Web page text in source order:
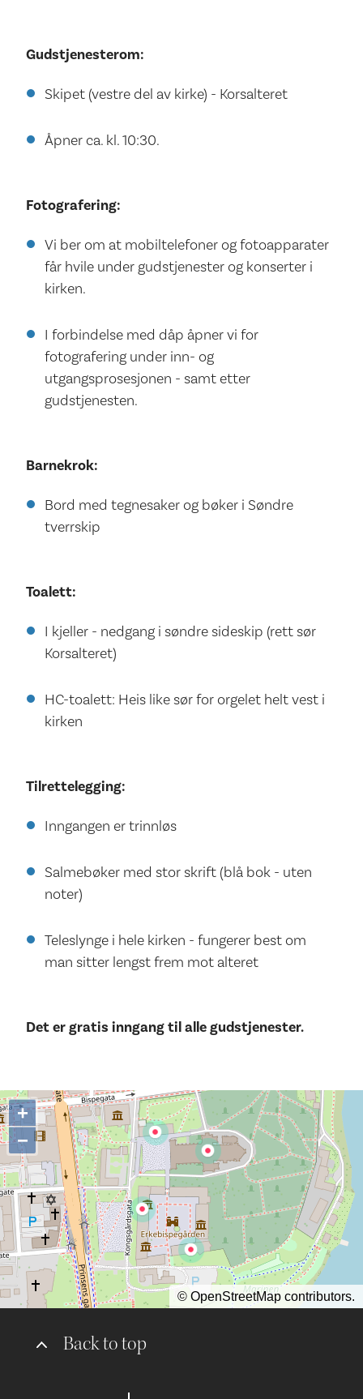
Gudstjenesterom:
Skipet (vestre del av kirke) - Korsalteret
Åpner ca. kl. 10:30.
Fotografering:
Vi ber om at mobiltelefoner og fotoapparater
får hvile under gudstjenester og konserter i
kirken.
I forbindelse med dåp åpner vi for
fotografering under inn- og
utgangsprosesjonen - samt etter
gudstjenesten.
Barnekrok:
Bord med tegnesaker og bøker i Søndre
tverrskip
Toalett:
I kjeller - nedgang i søndre sideskip (rett sør
Korsalteret)
HC-toalett: Heis like sør for orgelet helt vest i
kirken
Tilrettelegging:
Inngangen er trinnløs
Salmebøker med stor skrift (blå bok - uten
noter)
Teleslynge i hele kirken - fungerer best om
man sitter lengst frem mot alteret
Det er gratis inngang til alle gudstjenester.
Back to top
+
−
© OpenStreetMap contributors.